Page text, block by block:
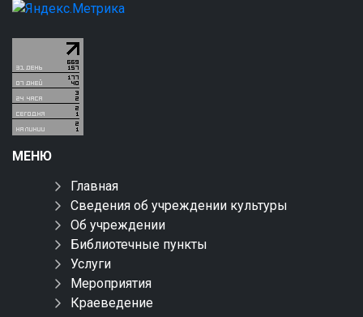
МЕНЮ
Главная
Сведения об учреждении культуры
Об учреждении
Библиотечные пункты
Услуги
Мероприятия
Краеведение